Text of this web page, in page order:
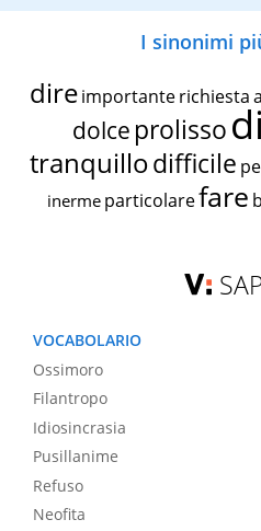
I sinonimi
dire importante richiesta
dolce prolisso
tranquillodifficile
inerme particolarefare
VOCABOLARIO
Ossimoro
Filantropo
Idiosincrasia
Pusillanime
Refuso
Neofita